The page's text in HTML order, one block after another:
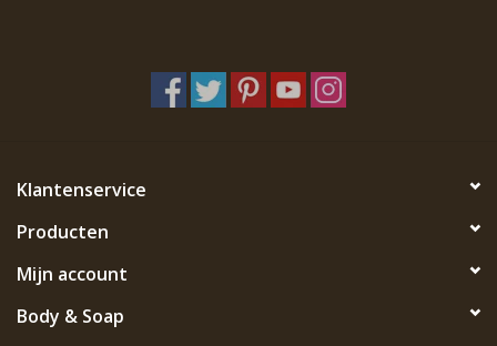
Klantenservice
Producten
Mijn account
Body & Soap